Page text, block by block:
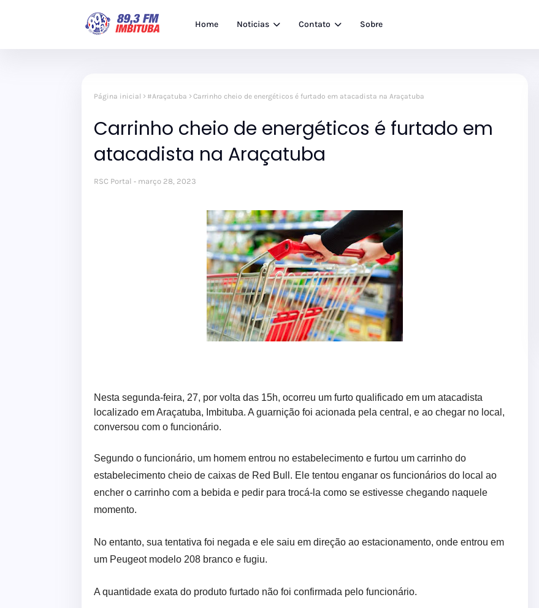
Home Noticias Contato Sobre
Página inicial #Araçatuba Carrinho cheio de energéticos é furtado em atacadista na Araçatuba
Carrinho cheio de energéticos é furtado em
atacadista na Araçatuba
RSC Portal março 28, 2023
Nesta segunda-feira, 27, por volta das 15h, ocorreu um furto qualificado em um atacadista
localizado em Araçatuba, Imbituba. A guarnição foi acionada pela central, e ao chegar no local,
conversou com o funcionário.
Segundo o funcionário, um homem entrou no estabelecimento e furtou um carrinho do
estabelecimento cheio de caixas de Red Bull. Ele tentou enganar os funcionários do local ao
encher o carrinho com a bebida e pedir para trocá-la como se estivesse chegando naquele
momento.
No entanto, sua tentativa foi negada e ele saiu em direção ao estacionamento, onde entrou em
um Peugeot modelo 208 branco e fugiu.
A quantidade exata do produto furtado não foi confirmada pelo funcionário.